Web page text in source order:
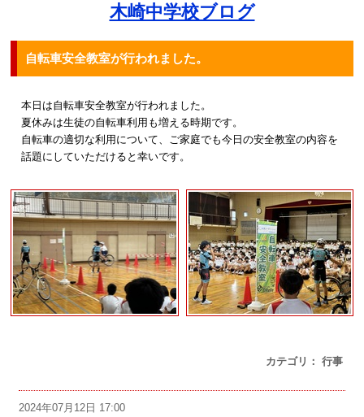
木崎中学校ブログ
自転車安全教室が行われました。
カテゴリ： 行事
本日は自転車安全教室が行われました。
夏休みは生徒の自転車利用も増える時期です。
自転車の適切な利用について、ご家庭でも今日の安全教室の内容を
話題にしていただけると幸いです。
2024年07月12日 17:00